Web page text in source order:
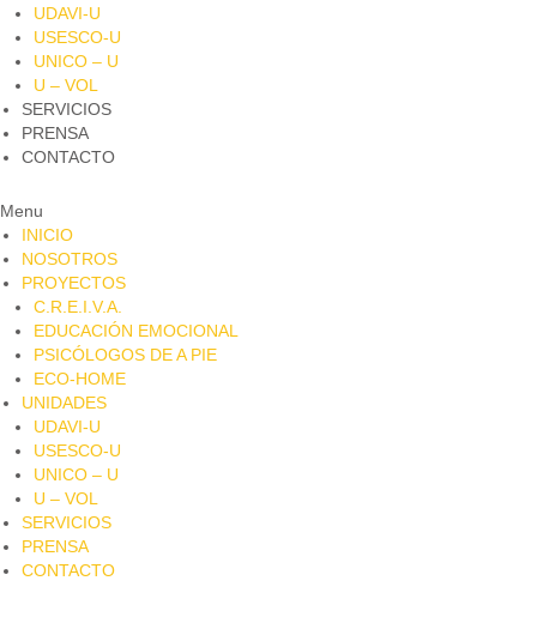
UDAVI-U
USESCO-U
UNICO – U
U – VOL
SERVICIOS
PRENSA
CONTACTO
Menu
INICIO
NOSOTROS
PROYECTOS
C.R.E.I.V.A.
EDUCACIÓN EMOCIONAL
PSICÓLOGOS DE A PIE​
ECO-HOME
UNIDADES
UDAVI-U
USESCO-U
UNICO – U
U – VOL
SERVICIOS
PRENSA
CONTACTO